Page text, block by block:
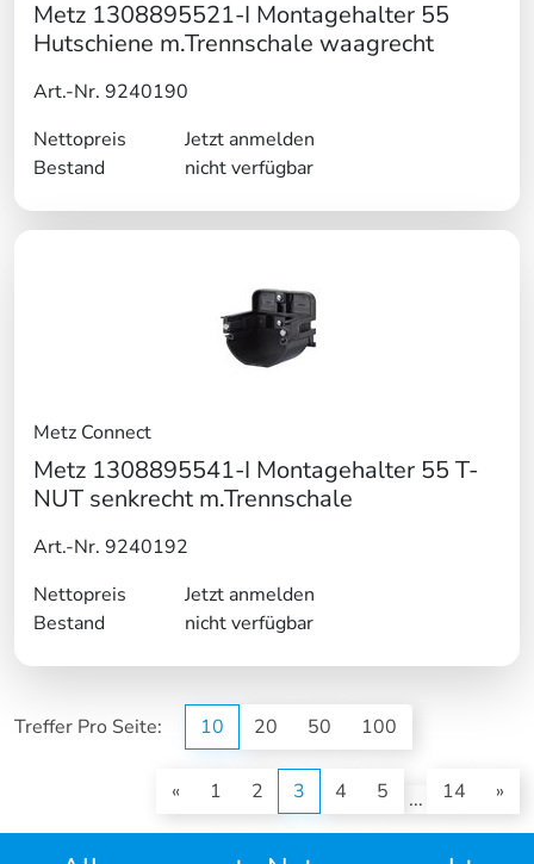
Metz 1308895521-I Montagehalter 55
Hutschiene m.Trennschale waagrecht
Art.-Nr. 9240190
Nettopreis
Jetzt anmelden
Bestand
nicht verfügbar
Metz Connect
Metz 1308895541-I Montagehalter 55 T-
NUT senkrecht m.Trennschale
Art.-Nr. 9240192
Nettopreis
Jetzt anmelden
Bestand
nicht verfügbar
Treffer Pro Seite: 10 20 50 100
« 1 2 3 (current)
4 5 ... 14 »